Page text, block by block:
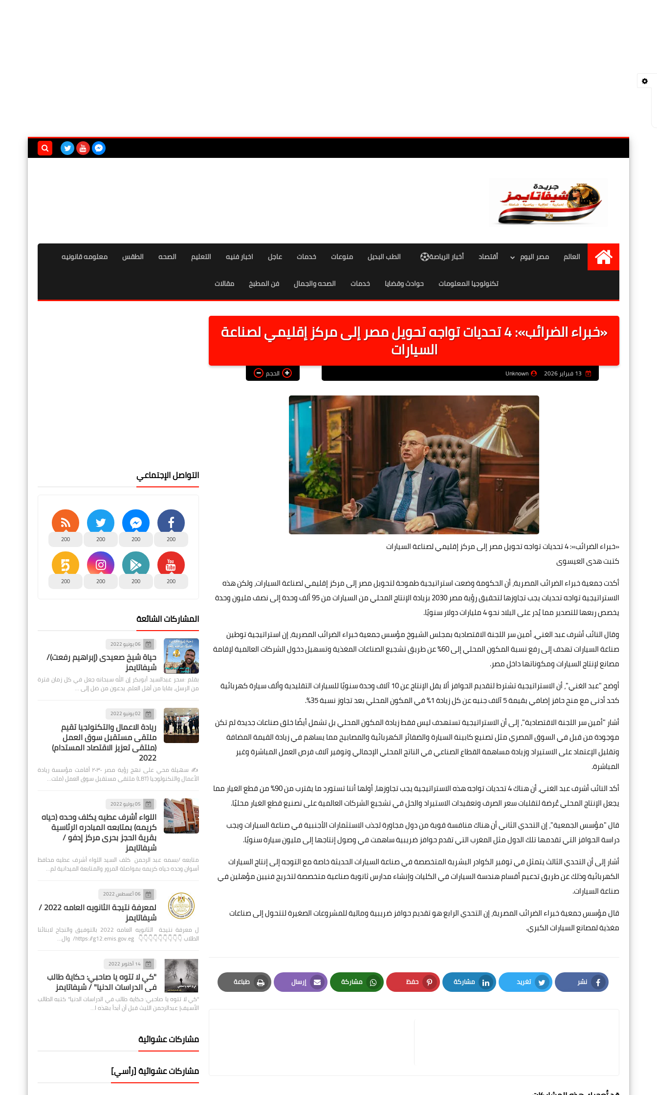
الرئيسية
العالم مصر اليوم أقتصاد أخبار الرياصة الطب البديل منوعات خدمات عاجل اخبار فنيه التعليم الصحه الطقس معلومه قانونيه
تكنولوجيا المعلومات حوادث وقضايا خدمات الصحه والجمال فن المطبخ مقالات
«خبراء الضرائب»: 4 تحديات تواجه تحويل مصر إلى مركز إقليمي لصناعة
السيارات
Unknown الحجم
«خبراء الضرائب»: 4 تحديات تواجه تحويل مصر إلى مركز إقليمي لصناعة السيارات
كتبت هدى العيسوى
أكدت جمعية خبراء الضرائب المصرية، أن الحكومة وضعت استراتيجية طموحة لتحويل مصر إلى مركز إقليمي لصناعة السيارات، ولكن هذه
الاستراتيجية تواجه تحديات يجب تجاوزها لتحقيق رؤية مصر 2030 بزيادة الإنتاج المحلي من السيارات من 95 ألف وحدة إلى نصف مليون وحدة
يخصص ربعها للتصدير مما يُدر على البلاد نحو 4 مليارات دولار سنويًا.
وقال النائب أشرف عبد الغني، أمين سر اللجنة الاقتصادية بمجلس الشيوخ مؤسس جمعية خبراء الضرائب المصرية، إن استراتيجية توطين
صناعة السيارات تهدف إلى رفع نسبة المكون المحلي إلى 60% عن طريق تشجيع الصناعات المغذية وتسهيل دخول الشركات العالمية لإقامة
مصانع لإنتاج السيارات ومكوناتها داخل مصر.
أوضح "عبد الغني"، أن الاستراتيجية تشترط لتقديم الحوافز ألا يقل الإنتاج عن 10 آلاف وحدة سنويًا للسيارات التقليدية وألف سيارة كهربائية
كحد أدنى مع منح حافز إضافي بقيمة 5 آلاف جنيه عن كل زيادة 1% في المكون المحلي بعد تجاوز نسبة 35%.
أشار "أمين سر اللجنة الاقتصادية"، إلى أن الاستراتيجية تستهدف ليس فقط زيادة المكون المحلي بل تشمل أيضًا خلق صناعات جديدة لم تكن
موجودة من قبل في السوق المصري مثل تصنيع كابينة السيارة والضفائر الكهربائية والمصابيح مما يساهم في زيادة القيمة المضافة
وتقليل الإعتماد على الاستيراد وزيادة مساهمة القطاع الصناعي في الناتج المحلي الإجمالي وتوفير آلاف فرص العمل المباشرة وغير
المباشرة.
أكد النائب أشرف عبد الغني، أن هناك 4 تحديات تواجه هذه الاستراتيجية يجب تجاوزها، أولها أننا تستورد ما يقترب من 90% من قطع الغيار مما
يجعل الإنتاج المحلي عُرضة لتقلبات سعر الصرف وتعقيدات الاستيراد والحل في تشجيع الشركات العالمية على تصنيع قطع الغيار محليًا.
قال "مؤسس الجمعية"، إن التحدي الثاني أن هناك منافسة قوية من دول مجاورة لجذب الاستثمارات الأجنبية في صناعة السيارات ويجب
دراسة الحوافز التي تقدمها تلك الدول مثل المغرب التي تقدم حوافز ضريبية ساهمت في وصول إنتاجها إلى مليون سيارة سنويًا.
أشار إلى أن التحدي الثالث يتمثل في توفير الكوادر البشرية المتخصصة في صناعة السيارات الحديثة خاصة مع التوجه إلى إنتاج السيارات
الكهربائية وذلك عن طريق تدعيم أقسام هندسة السيارات في الكليات وإنشاء مدارس ثانوية صناعية متخصصة لتخريج فنيين مؤهلين في
صناعة السيارات.
قال مؤسس جمعية خبراء الضرائب المصرية، إن التحدي الرابع هو تقديم حوافز ضريبية ومالية للمشروعات الصغيرة لتتحول إلى صناعات
مغذية لمصانع السيارات الكبري.
نشر
Facebook
تغريد
Twitter
مشاركة
LinkedIn
حفظ
Pinterest
مشاركة
Whatsapp
إرسال
Email
طباعة
Print
التواصل الإجتماعي
200
200
200
200
200
200
200
200
المشاركات الشائعة
06 يونيو 2022
حياة شيخ صعيدى (إبراهيم رفعت)/
شيفاتايمز
بقلم :سحر عبدالسيد أبوبكر إن الله سبحانه جعل في كل زمان فترة
من الرسل، بقايا من أهل العلم، يدعون من ضل إلى …
02 يونيو 2022
ريادة الاعمال والتكنولجيا تقيم
ملتقى مستقبل سوق العمل
(ملتقى تعزيز الاقتصاد المستدام)
2022
✍️ سهيلة محي على نهج رؤية مصر ٢٠٣٠ أقامت مؤسسة ريادة
الأعمال والتكنولوجيا (LBT) ملتقى مستقبل سوق العمل (ملت…
05 يوليو 2022
اللواء أشرف عطيه يكلف وحده (حياه
كريمه) بمتابعه المبادره الرئاسية
بقرية الحجز بحرى مركز إدفو /
شيفاتايمز
متابعه /بسمه عبد الرحمن كلف السيد اللواء أشرف عطيه محافظ
أسوان وحده حياه كريمه بمواصلة المرور والمتابعة الميدانية لم…
06 أغسطس 2022
لمعرفة نتيجة الثانويه العامه 2022 /
شيفاتايمز
ل معرفة نتيجة الثانويه العامه 2022 بالتوفيق والنجاح لابنائنا
الطلاب 👇👇👇👇👇👇👇👇👇 https://g12.emis.gov.eg/ وال…
14 أكتوبر 2022
"كي لا تتوه يا صاحبي: حكاية طالب
في الدراسات الدنيا" / شيفاتايمز
"كي لا تتوه يا صاحبي: حكاية طالب في الدراسات الدنيا" كتبه الطالب
الأسيف| عبدالرحمن الليث قبل أن أبدأ بهذه ا…
مشاركات عشوائية
مشاركات عشوائية [رأسي]